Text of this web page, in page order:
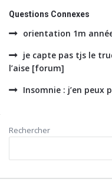
Questions Connexes
orientation 1m
je capte pas tjs le
l’aise [forum]
Insomnie : j’en peux
latérale
Rechercher